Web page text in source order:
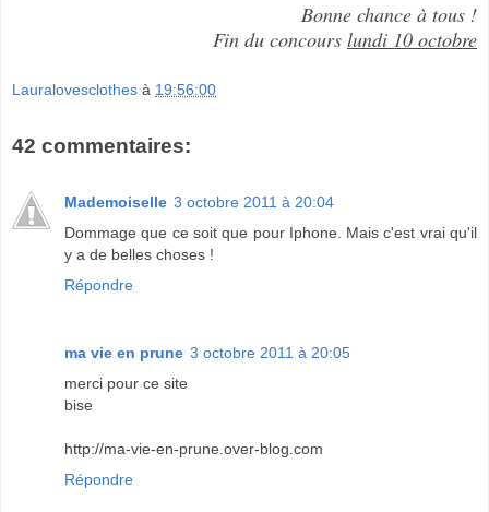
Bonne chance à tous !
Fin du concours lundi 10 octobre
Lauralovesclothes à 19:56:00
42 commentaires:
Mademoiselle 3 octobre 2011 à 20:04
Dommage que ce soit que pour Iphone. Mais c'est vrai qu'il
y a de belles choses !
Répondre
ma vie en prune 3 octobre 2011 à 20:05
merci pour ce site
bise
http://ma-vie-en-prune.over-blog.com
Répondre